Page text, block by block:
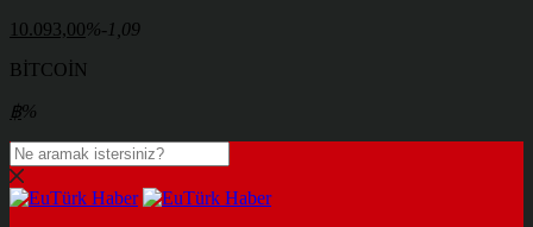
10.093,00%-1,09
BİTCOİN
฿%